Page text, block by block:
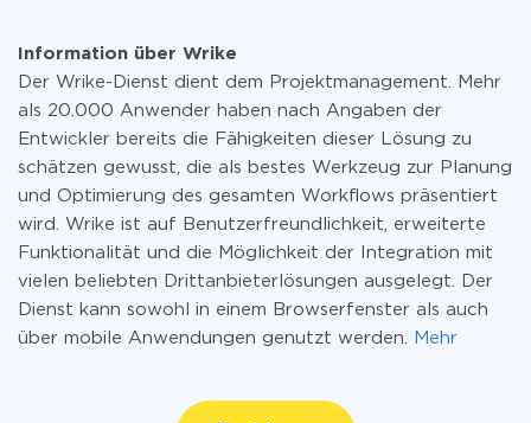
Information über Wrike
Der Wrike-Dienst dient dem Projektmanagement. Mehr
als 20.000 Anwender haben nach Angaben der
Entwickler bereits die Fähigkeiten dieser Lösung zu
schätzen gewusst, die als bestes Werkzeug zur Planung
und Optimierung des gesamten Workflows präsentiert
wird. Wrike ist auf Benutzerfreundlichkeit, erweiterte
Funktionalität und die Möglichkeit der Integration mit
vielen beliebten Drittanbieterlösungen ausgelegt. Der
Dienst kann sowohl in einem Browserfenster als auch
über mobile Anwendungen genutzt werden.
Mehr